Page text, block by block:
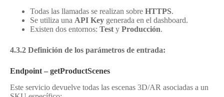
Todas las llamadas se realizan sobre HTTPS.
Se utiliza una API Key generada en el dashboard.
Existen dos entornos: Test y Producción.
4.3.2 Definición de los parámetros de entrada:
Endpoint – getProductScenes
Este servicio devuelve todas las escenas 3D/AR asociadas a un